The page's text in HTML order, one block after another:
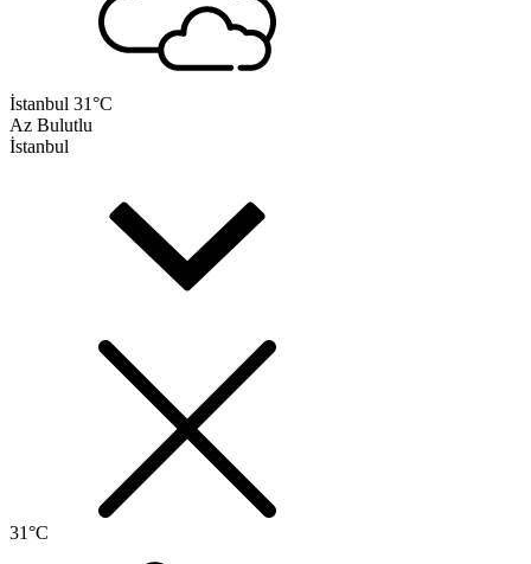
İstanbul 31°C
Az Bulutlu
İstanbul
31°C